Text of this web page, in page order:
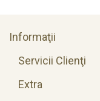
Informaţii
Servicii Clienţi
Extra